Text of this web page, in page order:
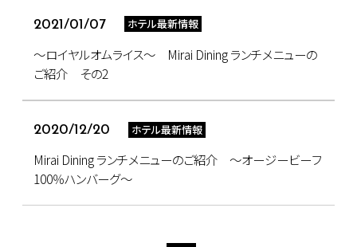
2021/01/07 ホテル最新情報
～ロイヤルオムライス～ Mirai Dining ランチメニューの
ご紹介 その2
2020/12/20 ホテル最新情報
Mirai Dining ランチメニューのご紹介 ～オージービーフ
100％ハンバーグ～